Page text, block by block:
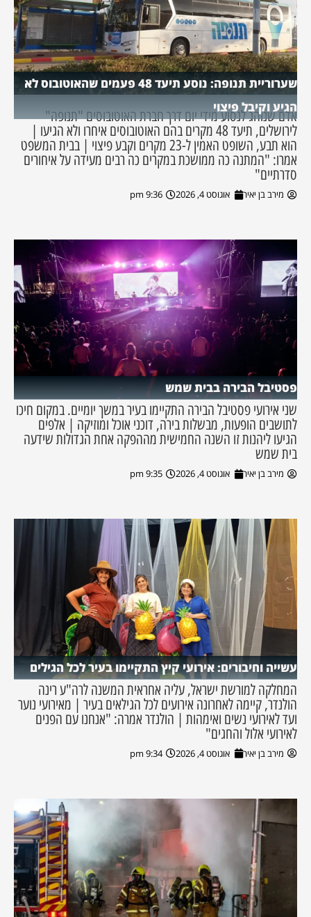
שערוריית תנופה: נוסע תיעד 48 פעמים שהאוטובוס לא
הגיע וקיבל פיצוי
אדם שנוהג לנסוע מידי יום דרך חברת האוטובוסים "תנופה"
לירושלים, תיעד 48 מקרים בהם האוטובוסים איחרו ולא הגיעו |
הוא תבע, השופט האמין ל-23 מקרים וקבע פיצוי | בבית המשפט
אמרו: "המתנה כה ממושכת במקרים כה רבים מעידה על איחורים
סדרתיים"
מירב בן יאיר אוגוסט 4, 2026 9:36 pm
פסטיבל הבירה בבית שמש
שני אירועי פסטיבל הבירה התקיימו בעיר במשך יומיים. במקום חיכו
לתושבים הופעות, מבשלות בירה, דוכני אוכל ומוזיקה | אלפים
הגיעו ליהנות זו השנה החמישית מההפקה אחת הגדולות שידעה
בית שמש
מירב בן יאיר אוגוסט 4, 2026 9:35 pm
עשייה וחיבורים: אירועי קיץ התקיימו בעיר לכל הגילים
המחלקה למורשת ישראל, עליה אחראית המשנה לרה"ע רינה
הולנדר, קיימה לאחרונה אירועים לכל הגילאים בעיר | מאירועי נוער
ועד לאירועי נשים ואימהות | הולנדר אמרה: "אנחנו עם הפנים
לאירועי אלול והחגים"
מירב בן יאיר אוגוסט 4, 2026 9:34 pm